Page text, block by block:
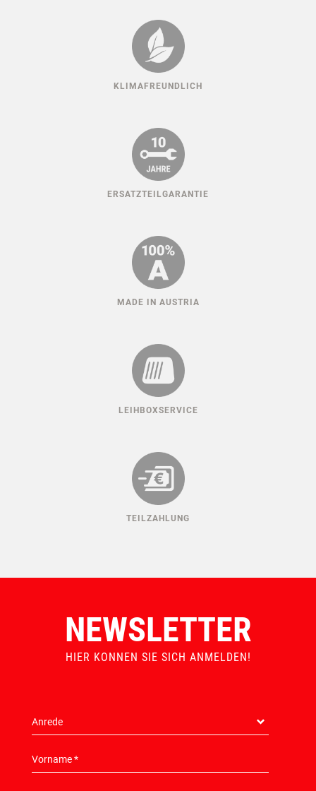
KLIMAFREUNDLICH
ERSATZTEILGARANTIE
MADE IN AUSTRIA
LEIHBOXSERVICE
TEILZAHLUNG
NEWSLETTER
HIER KONNEN SIE SICH ANMELDEN!